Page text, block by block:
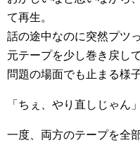
て再生。
話の途中なのに突然プツ
元テープを少し巻き戻し
問題の場面でも止まる様
「ちぇ、やり直しじゃん」
一度、両方のテープを全